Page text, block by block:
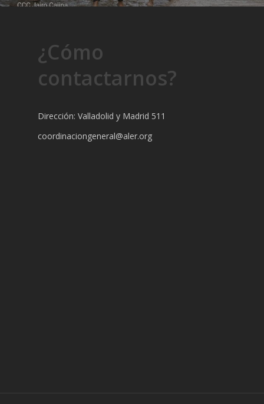
¿Cómo
contactarnos?
Dirección: Valladolid y Madrid 511
coordinaciongeneral@aler.org